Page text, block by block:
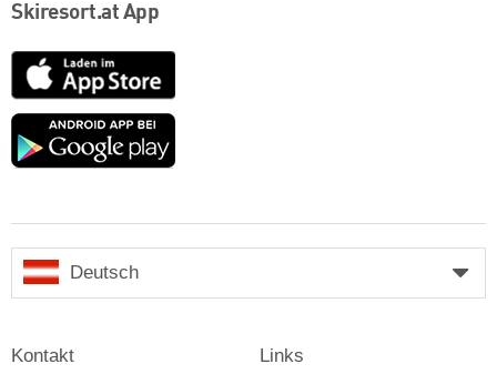
Skiresort.at App
App
Store
Google
Deutsch
Kontakt Links